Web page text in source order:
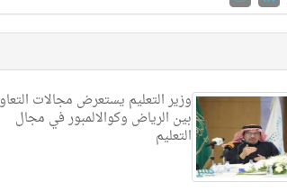
وزير التعليم يستعرض مجالات
بين الرياض وكوالالمبور في مجال
التعليم